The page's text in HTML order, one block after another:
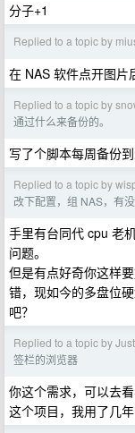
分子+1
Replied to a topic by
在 NAS 软件点开图片
Replied to a topic by
通过什么来备份的。
写了个脚本每周备份
Replied to a topic by
改下配置，组 NAS，有
手里有台同代 cpu 老
问题。
但是有点好奇你这样
错，现如今的多盘位
吧？
Replied to a topic by
签栏的浏览器
你这个需求，可以去
这个项目，我用了几